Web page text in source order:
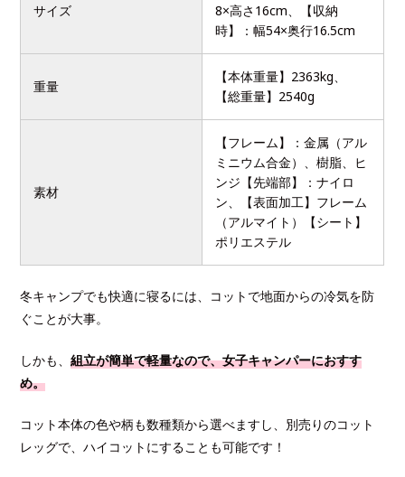
サイズ
8×高さ16cm、【収納
時】：幅54×奥行16.5cm
重量
【本体重量】2363kg、
【総重量】2540g
素材
【フレーム】：金属（アル
ミニウム合金）、樹脂、ヒ
ンジ【先端部】：ナイロ
ン、【表面加工】フレーム
（アルマイト）【シート】
ポリエステル
冬キャンプでも快適に寝るには、コットで地面からの冷気を防
ぐことが大事。
しかも、組立が簡単で軽量なので、女子キャンパーにおすす
め。
コット本体の色や柄も数種類から選べますし、別売りのコット
レッグで、ハイコットにすることも可能です！